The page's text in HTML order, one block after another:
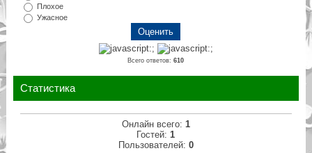
Плохое
Ужасное
Всего ответов:610
Статистика
Онлайн всего: 1
Гостей: 1
Пользователей: 0